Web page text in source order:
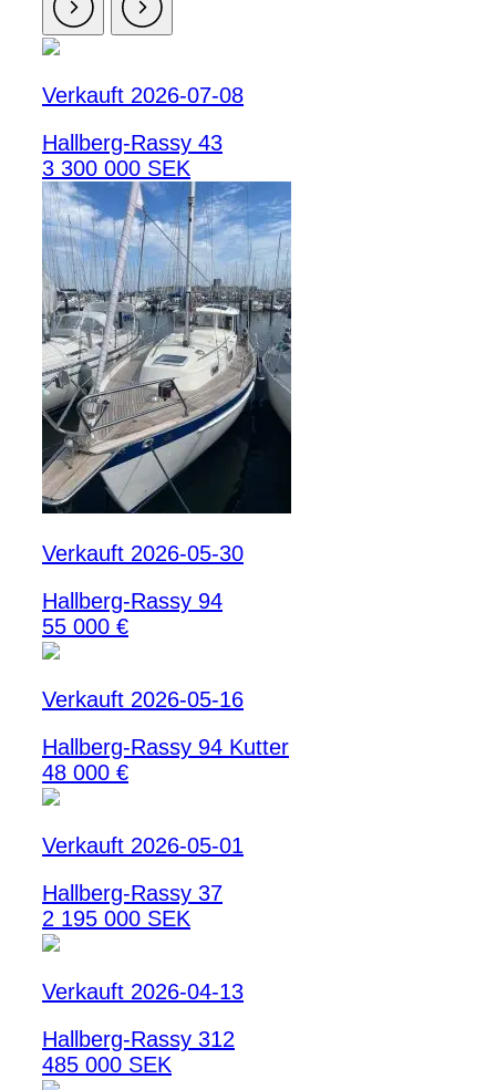
Verkauft 2026-07-08
Hallberg-Rassy 43
3 300 000 SEK
Verkauft 2026-05-30
Hallberg-Rassy 94
55 000 €
Verkauft 2026-05-16
Hallberg-Rassy 94 Kutter
48 000 €
Verkauft 2026-05-01
Hallberg-Rassy 37
2 195 000 SEK
Verkauft 2026-04-13
Hallberg-Rassy 312
485 000 SEK